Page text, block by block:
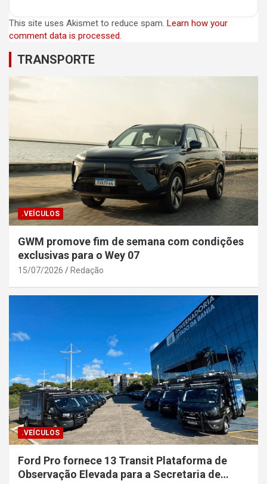
This site uses Akismet to reduce spam. Learn how your
comment data is processed.
TRANSPORTE
.VEÍCULOS
GWM promove fim de semana com condições
exclusivas para o Wey 07
15/07/2026 Redação
.VEÍCULOS
Ford Pro fornece 13 Transit Plataforma de
Observação Elevada para a Secretaria de